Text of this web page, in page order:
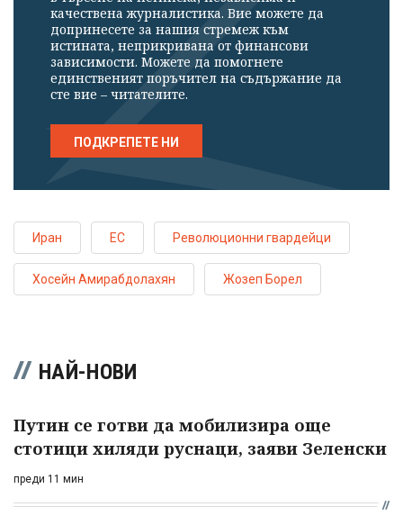
качествена журналистика. Вие можете да
допринесете за нашия стремеж към
истината, неприкривана от финансови
зависимости. Можете да помогнете
единственият поръчител на съдържание да
сте вие – читателите.
ПОДКРЕПЕТЕ НИ
Иран ЕС Революционни гвардейци
Хосейн Амирабдолахян Жозеп Борел
НАЙ-НОВИ
Путин се готви да мобилизира още
стотици хиляди руснаци, заяви Зеленски
преди 11 мин